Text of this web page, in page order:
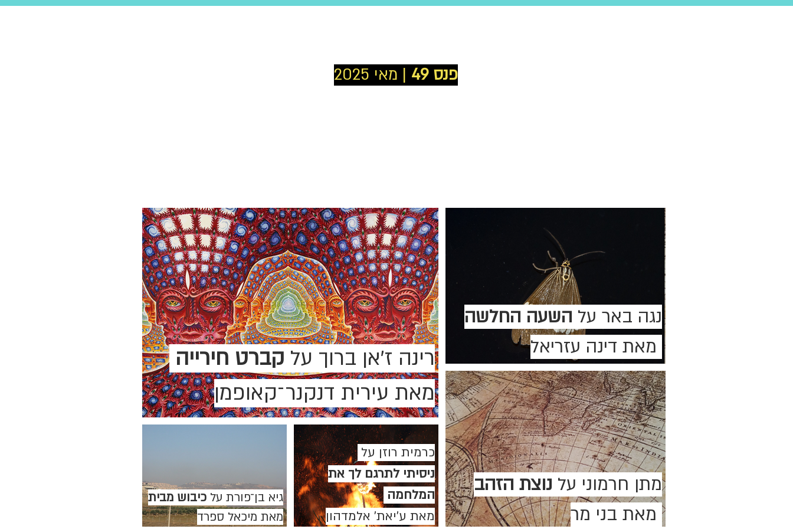
פנס 49 | מאי 2025
מתן חרמוני על נוצת הזהב
מאת בני מר
כרמית רוזן על
ניסיתי לתרגם לך את
המלחמה
מאת ע'יאת' אלמדהון
רינה ז'אן ברוך על קברט חירייה
מאת עירית דנקנר־קאופמן
גיא בן־פורת על כיבוש מבית
מאת מיכאל ספרד
נגה באר על השעה החלשה
מאת דינה עזריאל